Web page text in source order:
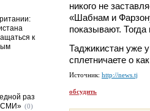
никого не
«Шабнам и
показывают.
Таджикистан уже
сплетничаете о
Источник: http://news.tj
обсудить
к
раз
СМИ» (0)